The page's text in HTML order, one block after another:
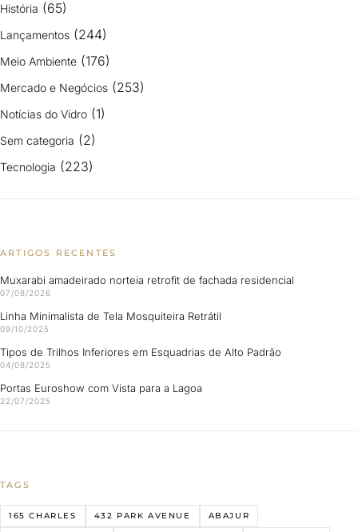
História (65)
Lançamentos (244)
Meio Ambiente (176)
Mercado e Negócios (253)
Notícias do Vidro (1)
Sem categoria (2)
Tecnologia (223)
ARTIGOS RECENTES
Muxarabi amadeirado norteia retrofit de fachada residencial
07/08/2026
Linha Minimalista de Tela Mosquiteira Retrátil
09/10/2025
Tipos de Trilhos Inferiores em Esquadrias de Alto Padrão
04/08/2025
Portas Euroshow com Vista para a Lagoa
22/07/2025
TAGS
165 CHARLES 432 PARK AVENUE ABAJUR